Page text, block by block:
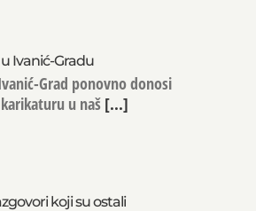
Ivanić-Gradu
Grad ponovno donosi
u naš [...]
koji su ostali